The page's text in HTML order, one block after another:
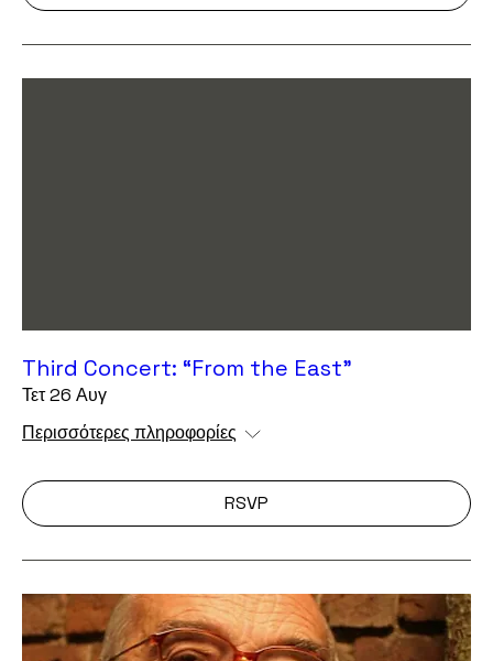
Third Concert: “From the East”
Τετ 26 Αυγ
Περισσότερες πληροφορίες
RSVP